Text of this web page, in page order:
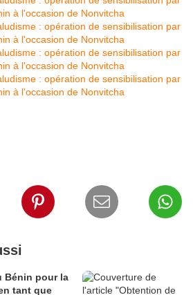
Bénin pour la
tant que